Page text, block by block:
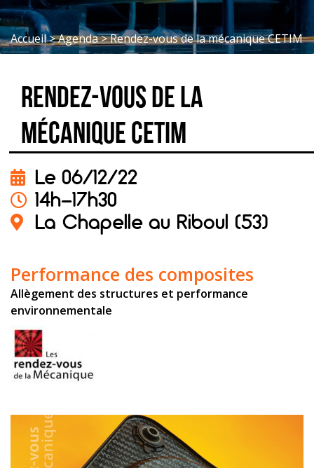
Accueil>Agenda>Rendez-vous de la mécanique CETIM
Rendez-vous de la
mécanique CETIM
Le 06/12/22
14h-17h30
La Chapelle au Riboul (53)
Performance des composites
Allègement des structures et performance
environnementale